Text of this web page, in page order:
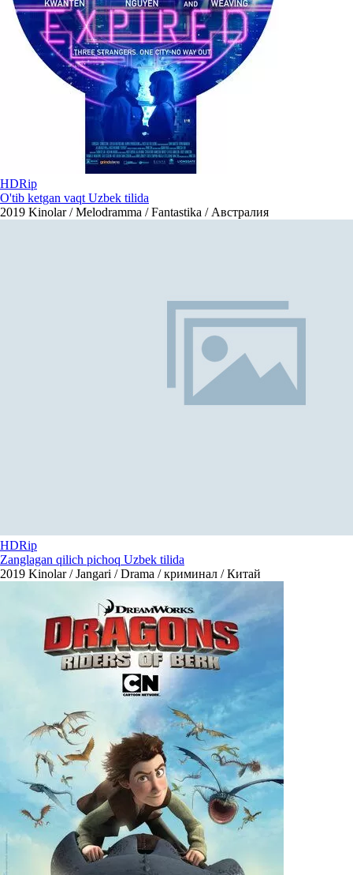
HDRip
O'tib ketgan vaqt Uzbek tilida
2019 Kinolar / Melodramma / Fantastika / Австралия
HDRip
Zanglagan qilich pichoq Uzbek tilida
2019 Kinolar / Jangari / Drama / криминал / Китай